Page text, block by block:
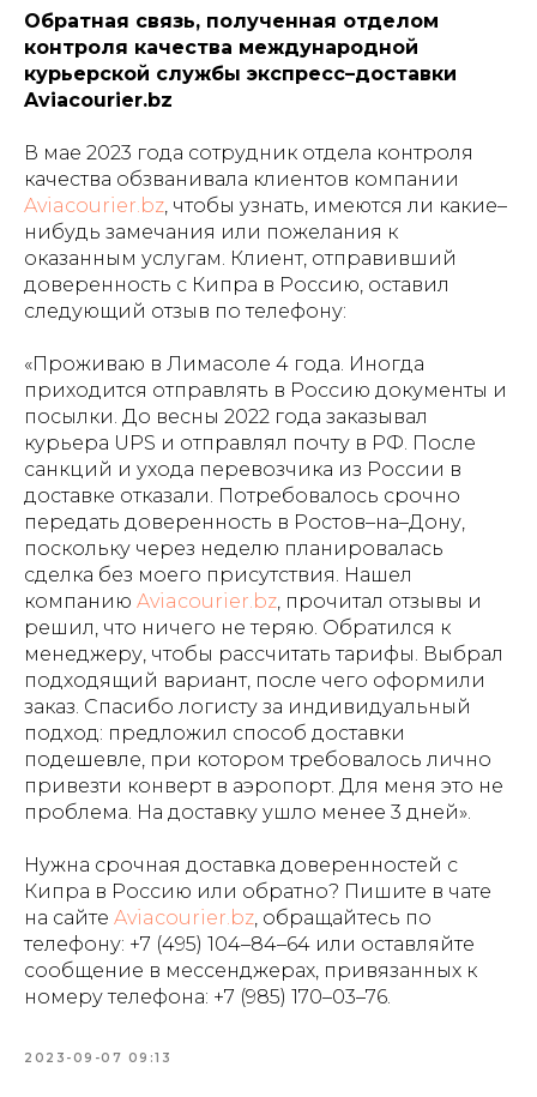
Обратная связь, полученная отделом
контроля качества международной
курьерской службы экспресс–доставки
Aviacourier.bz
В мае 2023 года сотрудник отдела контроля
качества обзванивала клиентов компании
Aviacourier.bz , чтобы узнать, имеются ли какие–
нибудь замечания или пожелания к
оказанным услугам. Клиент, отправивший
доверенность с Кипра в Россию, оставил
следующий отзыв по телефону:
«Проживаю в Лимасоле 4 года. Иногда
приходится отправлять в Россию документы и
посылки. До весны 2022 года заказывал
курьера UPS и отправлял почту в РФ. После
санкций и ухода перевозчика из России в
доставке отказали. Потребовалось срочно
передать доверенность в Ростов–на–Дону,
поскольку через неделю планировалась
сделка без моего присутствия. Нашел
компанию Aviacourier.bz , прочитал отзывы и
решил, что ничего не теряю. Обратился к
менеджеру, чтобы рассчитать тарифы. Выбрал
подходящий вариант, после чего оформили
заказ. Спасибо логисту за индивидуальный
подход: предложил способ доставки
подешевле, при котором требовалось лично
привезти конверт в аэропорт. Для меня это не
проблема. На доставку ушло менее 3 дней».
Нужна срочная доставка доверенностей с
Кипра в Россию или обратно? Пишите в чате
на сайте Aviacourier.bz , обращайтесь по
телефону: +7 (495) 104–84–64 или оставляйте
сообщение в мессенджерах, привязанных к
номеру телефона: +7 (985) 170–03–76.
2023-09-07 09:13